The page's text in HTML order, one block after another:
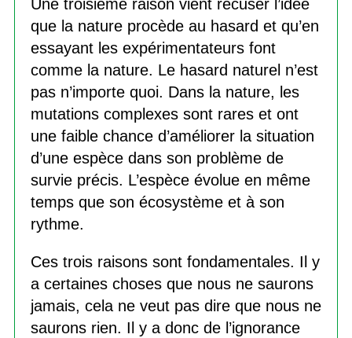
Une troisième raison vient récuser l’idée
que la nature procède au hasard et qu’en
essayant les expérimentateurs font
comme la nature. Le hasard naturel n’est
pas n’importe quoi. Dans la nature, les
mutations complexes sont rares et ont
une faible chance d’améliorer la situation
d’une espèce dans son problème de
survie précis. L’espèce évolue en même
temps que son écosystème et à son
rythme.
Ces trois raisons sont fondamentales. Il y
a certaines choses que nous ne saurons
jamais, cela ne veut pas dire que nous ne
saurons rien. Il y a donc de l’ignorance